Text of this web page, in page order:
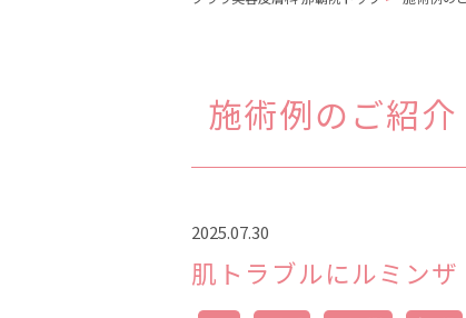
施術例のご紹介
2025.07.30
肌トラブルにルミンザ